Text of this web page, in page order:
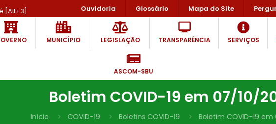
[Alt+3] Ouvidoria Glossário Mapa do Site
MUNICÍPIO LEGISLAÇÃO TRANSPARÊNCIA SERVIÇOS
ASCOM-SBU
Boletim COVID-19 em 07/10/
Início COVID-19 Boletins COVID-19 Boletim COVID-19 em